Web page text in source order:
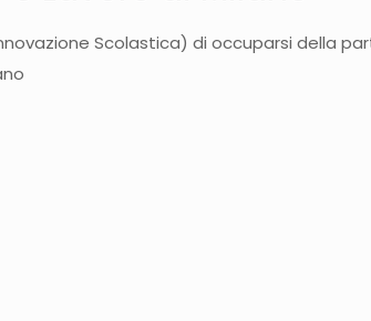
Scolastica) di occuparsi della